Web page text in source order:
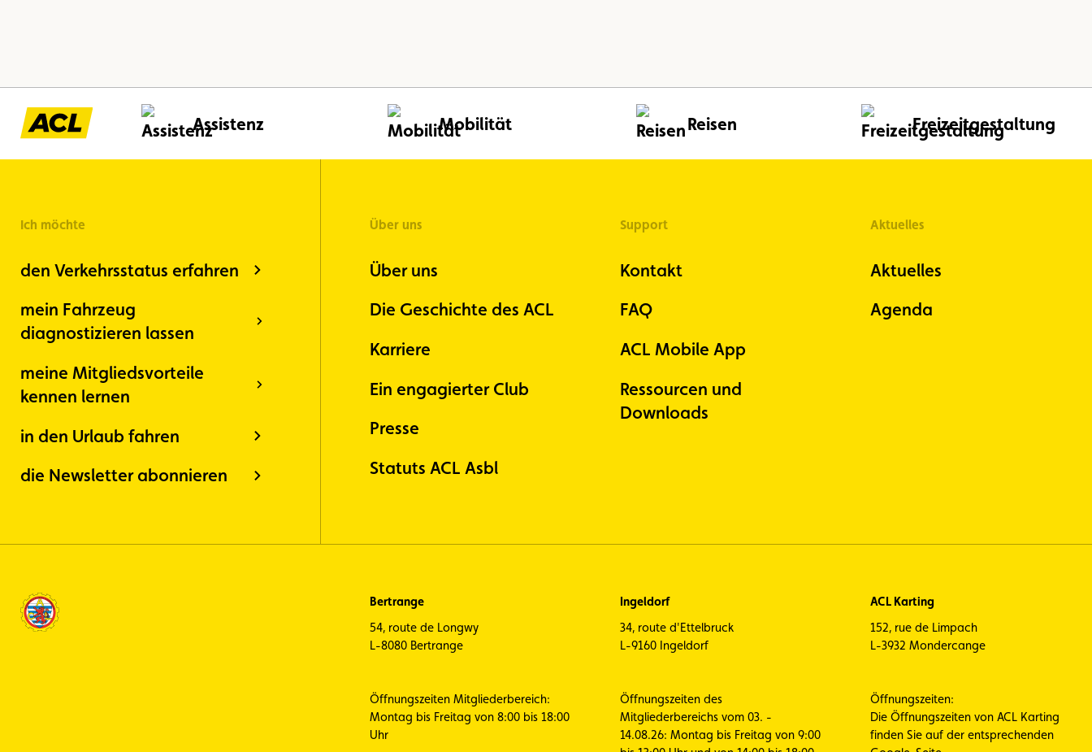
Assistenz Mobilität Reisen Freizeitgestaltung
Ich möchte
den Verkehrsstatus erfahren
mein Fahrzeug
diagnostizieren lassen
meine Mitgliedsvorteile
kennen lernen
in den Urlaub fahren
die Newsletter abonnieren
Über uns
Über uns
Die Geschichte des ACL
Karriere
Ein engagierter Club
Presse
Statuts ACL Asbl
Support
Kontakt
FAQ
ACL Mobile App
Ressourcen und
Downloads
Aktuelles
Aktuelles
Agenda
Bertrange
54, route de Longwy
L-8080 Bertrange
Öffnungszeiten Mitgliederbereich:
Montag bis Freitag von 8:00 bis 18:00
Uhr
Ingeldorf
34, route d'Ettelbruck
L-9160 Ingeldorf
Öffnungszeiten des
Mitgliederbereichs vom 03. -
14.08.26: Montag bis Freitag von 9:00
ACL Karting
152, rue de Limpach
L-3932 Mondercange
Öffnungszeiten:
Die Öffnungszeiten von ACL Karting
finden Sie auf der entsprechenden